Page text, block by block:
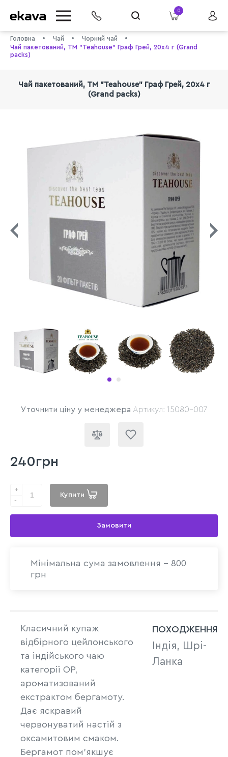
0
Головна Чай
Чорний чай
Чай пакетований, ТМ "Teahouse" Граф Грей, 20х4 г (Grand
packs)
Чай пакетований, ТМ "Teahouse" Граф Грей, 20х4 г
(Grand packs)
Уточнити ціну у менеджера Артикул: 15080-007
240грн
+
-
Купити
Замовити
Мінімальна сума замовлення - 800
грн
Класичний купаж
відбірного цейлонського
та індійського чаю
категорії ОР,
ароматизований
екстрактом бергамоту.
Дає яскравий
червонуватий настій з
оксамитовим смаком.
Бергамот пом'якшує
ПОХОДЖЕННЯ
Індія, Шрі-
Ланка